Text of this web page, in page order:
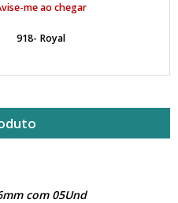
me ao chegar
918- Royal
com 05Und